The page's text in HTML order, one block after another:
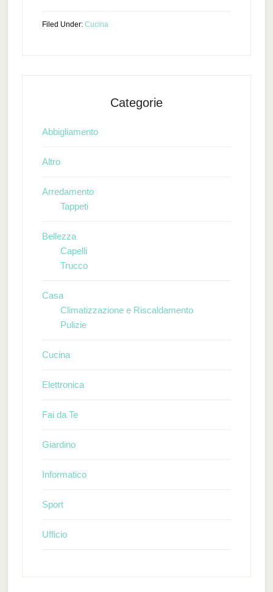
Filed Under: Cucina
Categorie
Abbigliamento
Altro
Arredamento
Tappeti
Bellezza
Capelli
Trucco
Casa
Climatizzazione e Riscaldamento
Pulizie
Cucina
Elettronica
Fai da Te
Giardino
Informatico
Sport
Ufficio